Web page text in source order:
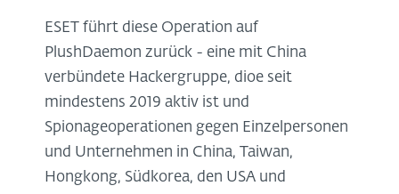
ESET führt diese Operation auf
PlushDaemon zurück - eine mit China
verbündete Hackergruppe, dioe seit
mindestens 2019 aktiv ist und
Spionageoperationen gegen Einzelpersonen
und Unternehmen in China, Taiwan,
Hongkong, Südkorea, den USA und